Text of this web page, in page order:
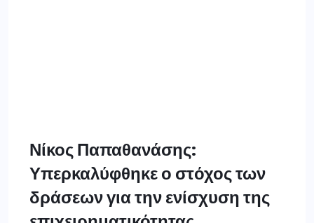
Νίκος Παπαθανάσης:
Υπερκαλύφθηκε ο στόχος των
δράσεων για την ενίσχυση της